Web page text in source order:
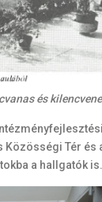
és
Tér
a hallgatók is.